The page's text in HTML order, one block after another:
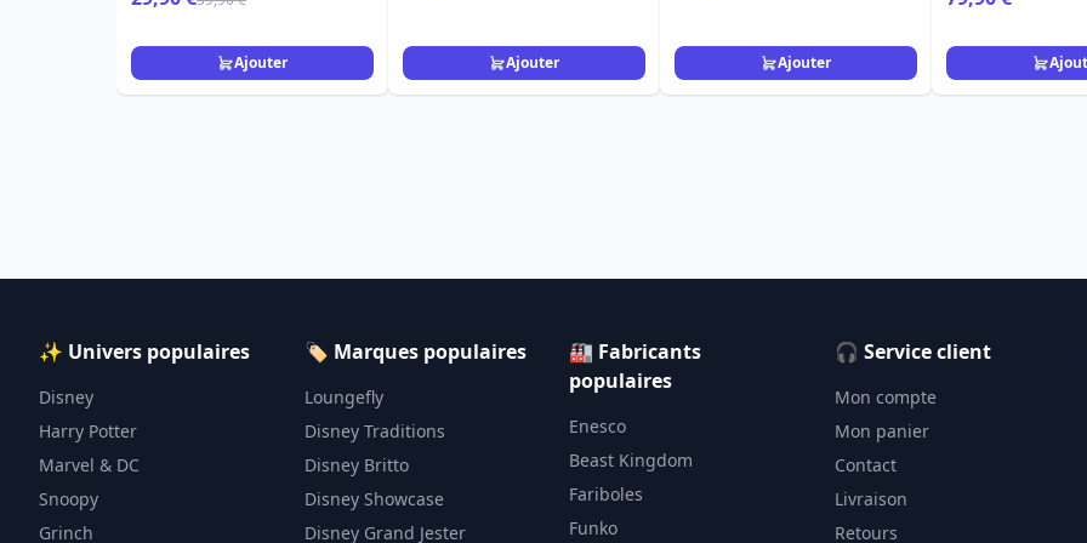
Ajouter Ajouter Ajouter
✨ Univers populaires
Disney
Harry Potter
Marvel & DC
Snoopy
Grinch
🏷️ Marques populaires
Loungefly
Disney Traditions
Disney Britto
Disney Showcase
Disney Grand Jester
🏭 Fabricants
populaires
Enesco
Beast Kingdom
Fariboles
Funko
🎧 Service client
Mon compte
Mon panier
Contact
Livraison
Retours